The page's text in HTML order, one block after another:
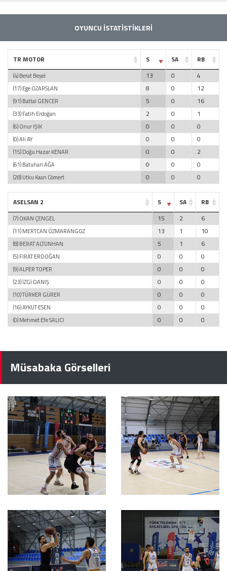
OYUNCU İSTATİSTİKLERİ
TR MOTOR S SA RB
(4) Berat Beşel 13 0 4
(17) Ege ÖZARSLAN 8 0 12
(91) Battal GENCER 5 0 16
(33) Fatih Erdoğan 2 0 1
(6) Onur IŞIK 0 0 0
(0) Ali AY 0 0 0
(15) Doğu Hazar KENAR 0 0 2
(61) Batuhan AĞA 0 0 0
(28) Utku Kaan Cömert 0 0 0
ASELSAN 2 S SA RB
(7) OKAN ÇENGEL 15 2 6
(11) MERTCAN ÖZMARANGOZ 13 1 10
(8) BERAT ALTUNHAN 5 1 6
(5) FIRAT ERDOĞAN 0 0 0
(9) ALPER TOPER 0 0 0
(23) İZGİ DANIŞ 0 0 0
(10) TÜRKER GÜRER 0 0 0
(16) AYKUT ESEN 0 0 0
(0) Mehmet Efe SALICI 0 0 0
Müsabaka Görselleri